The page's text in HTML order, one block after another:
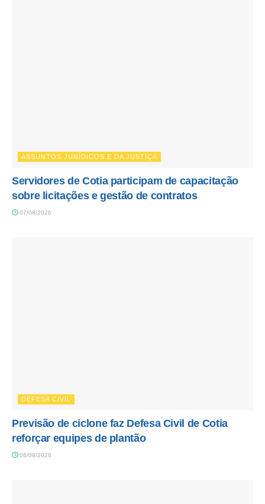
ASSUNTOS JURÍDICOS E DA JUSTIÇA
Servidores de Cotia participam de capacitação
sobre licitações e gestão de contratos
07/08/2026
DEFESA CIVIL
Previsão de ciclone faz Defesa Civil de Cotia
reforçar equipes de plantão
06/08/2026